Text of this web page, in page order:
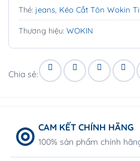
Thẻ: jeans Kéo Cắt Tôn Wokin
Thương hiệu: WOKIN
Chia sẻ:
CAM KẾT CHÍNH HÃNG
100% sản phẩm chính